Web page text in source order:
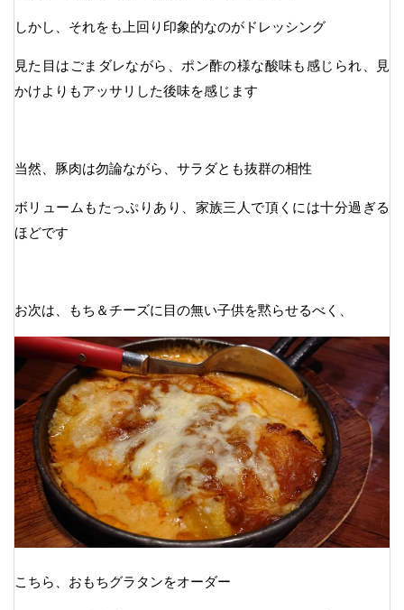
しかし、それをも上回り印象的なのがドレッシング
見た目はごまダレながら、ポン酢の様な酸味も感じられ、見
かけよりもアッサリした後味を感じます
当然、豚肉は勿論ながら、サラダとも抜群の相性
ボリュームもたっぷりあり、家族三人で頂くには十分過ぎる
ほどです
お次は、もち＆チーズに目の無い子供を黙らせるべく、
こちら、おもちグラタンをオーダー